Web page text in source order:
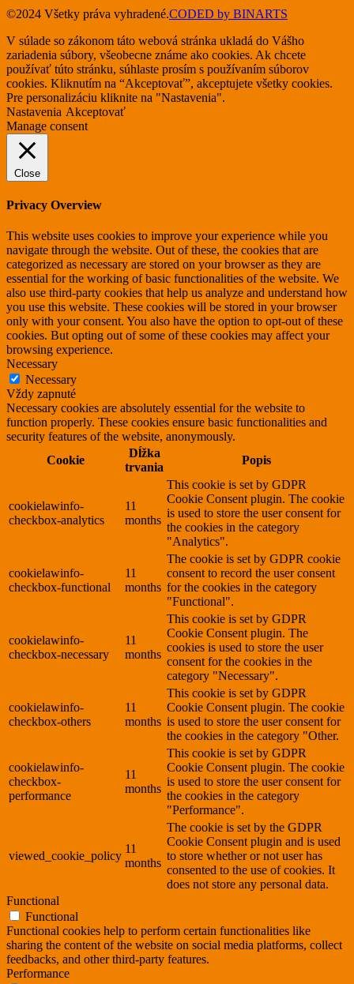
©2024 Všetky práva vyhradené.CODED by BINARTS
V súlade so zákonom táto webová stránka ukladá do Vášho
zariadenia súbory, všeobecne známe ako cookies. Ak chcete
používať túto stránku, súhlaste prosím s používaním súborov
cookies. Kliknutím na “Akceptovať”, akceptujete všetky cookies.
Pre personalizáciu kliknite na "Nastavenia".
Nastavenia Akceptovať
Manage consent
Close
Privacy Overview
This website uses cookies to improve your experience while you
navigate through the website. Out of these, the cookies that are
categorized as necessary are stored on your browser as they are
essential for the working of basic functionalities of the website. We
also use third-party cookies that help us analyze and understand how
you use this website. These cookies will be stored in your browser
only with your consent. You also have the option to opt-out of these
cookies. But opting out of some of these cookies may affect your
browsing experience.
Necessary
Necessary
Vždy zapnuté
Necessary cookies are absolutely essential for the website to
function properly. These cookies ensure basic functionalities and
security features of the website, anonymously.
Cookie
Dĺžka
trvania
Popis
cookielawinfo-
checkbox-analytics
11
months
This cookie is set by GDPR
Cookie Consent plugin. The cookie
is used to store the user consent for
the cookies in the category
"Analytics".
cookielawinfo-
checkbox-functional
11
months
The cookie is set by GDPR cookie
consent to record the user consent
for the cookies in the category
"Functional".
cookielawinfo-
checkbox-necessary
11
months
This cookie is set by GDPR
Cookie Consent plugin. The
cookies is used to store the user
consent for the cookies in the
category "Necessary".
cookielawinfo-
checkbox-others
11
months
This cookie is set by GDPR
Cookie Consent plugin. The cookie
is used to store the user consent for
the cookies in the category "Other.
cookielawinfo-
checkbox-
performance
11
months
This cookie is set by GDPR
Cookie Consent plugin. The cookie
is used to store the user consent for
the cookies in the category
"Performance".
viewed_cookie_policy
11
months
The cookie is set by the GDPR
Cookie Consent plugin and is used
to store whether or not user has
consented to the use of cookies. It
does not store any personal data.
Functional
Functional
Functional cookies help to perform certain functionalities like
sharing the content of the website on social media platforms, collect
feedbacks, and other third-party features.
Performance